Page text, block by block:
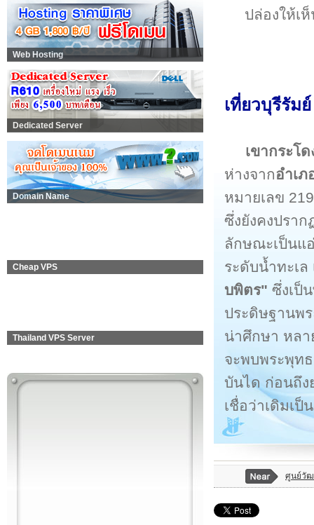
Web Hosting
Dedicated Server
Domain Name
Cheap VPS
Thailand VPS Server
ปล่องให้เ
เที่ยวบุรีรัม
เขากระโด
ห่างจากอำเภ
หมายเลข
ซึ่งยังคงปรา
ลักษณะเป็นแ
ระดับน้ำทะเ
บพิตร" ซึ่งเป็
ประดิษฐานพ
น่าศึกษา หลา
จะพบพระพุทธ
บันได ก่อนถึง
เชื่อว่าเดิมเป็
ศูนย์วัฒ